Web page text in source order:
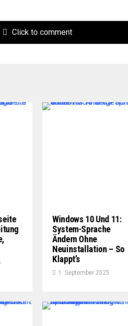
Click to comment
Windows 10 Und 11:
System-Sprache
Ändern Ohne
Neuinstallation – So
Klappt’s
1. September 2025